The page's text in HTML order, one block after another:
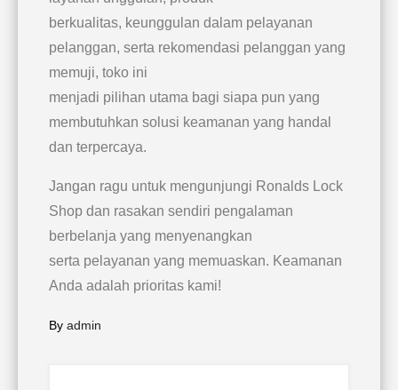
berkualitas, keunggulan dalam pelayanan
pelanggan, serta rekomendasi pelanggan yang
memuji, toko ini
menjadi pilihan utama bagi siapa pun yang
membutuhkan solusi keamanan yang handal
dan terpercaya.
Jangan ragu untuk mengunjungi Ronalds Lock
Shop dan rasakan sendiri pengalaman
berbelanja yang menyenangkan
serta pelayanan yang memuaskan. Keamanan
Anda adalah prioritas kami!
Byadmin